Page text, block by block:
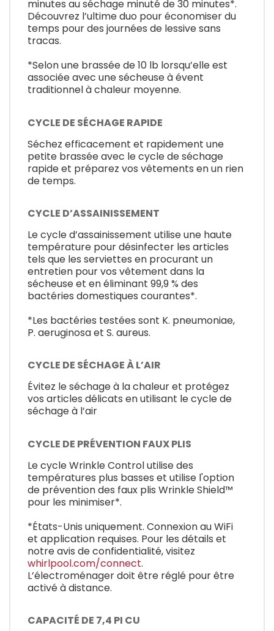
minutes au séchage minuté de 30 minutes*.
Découvrez l’ultime duo pour économiser du
temps pour des journées de lessive sans
tracas.
*Selon une brassée de 10 lb lorsqu’elle est
associée avec une sécheuse à évent
traditionnel à chaleur moyenne.
CYCLE DE SÉCHAGE RAPIDE
Séchez efficacement et rapidement une
petite brassée avec le cycle de séchage
rapide et préparez vos vêtements en un rien
de temps.
CYCLE D’ASSAINISSEMENT
Le cycle d’assainissement utilise une haute
température pour désinfecter les articles
tels que les serviettes en procurant un
entretien pour vos vêtement dans la
sécheuse et en éliminant 99,9 % des
bactéries domestiques courantes*.
*Les bactéries testées sont K. pneumoniae,
P. aeruginosa et S. aureus.
CYCLE DE SÉCHAGE À L’AIR
Évitez le séchage à la chaleur et protégez
vos articles délicats en utilisant le cycle de
séchage à l’air
CYCLE DE PRÉVENTION FAUX PLIS
Le cycle Wrinkle Control utilise des
températures plus basses et utilise l'option
de prévention des faux plis Wrinkle Shield™
pour les minimiser*.
*États-Unis uniquement. Connexion au WiFi
et application requises. Pour les détails et
notre avis de confidentialité, visitez
whirlpool.com/connect.
L’électroménager doit être réglé pour être
activé à distance.
CAPACITÉ DE 7,4 PI CU